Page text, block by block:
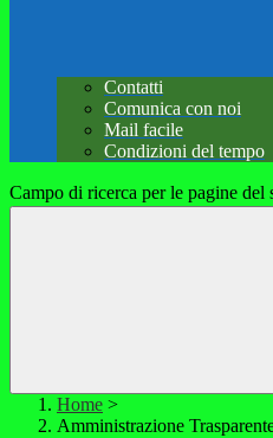
Contatti
Comunica con noi
Mail facile
Condizioni del tempo
Campo di ricerca per le pagine del
Home >
Amministrazione